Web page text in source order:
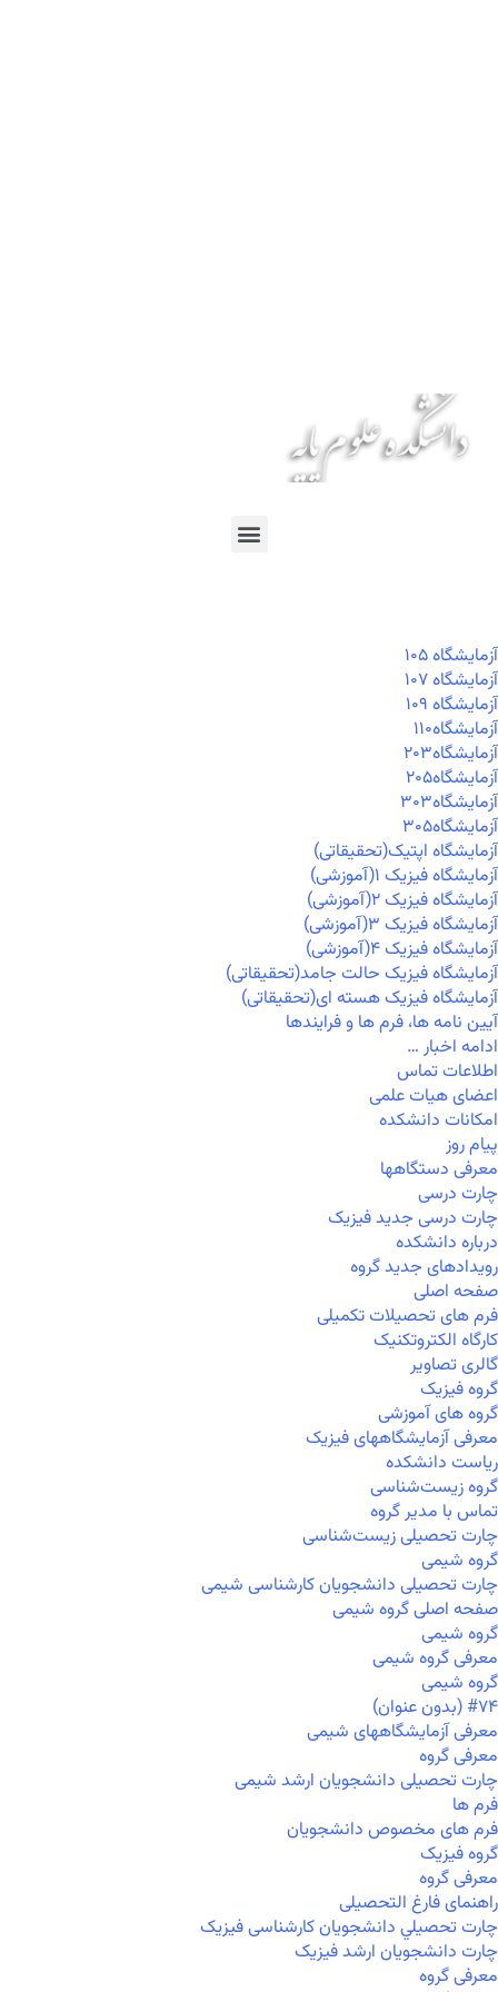
آزمايشگاه ۱۰۵
آزمايشگاه ۱۰۷
آزمايشگاه ۱۰۹
آزمايشگاه۱۱۰
آزمايشگاه۲۰۳
آزمايشگاه۲۰۵
آزمايشگاه۳۰۳
آزمايشگاه۳۰۵
آزمایشگاه اپتیک(تحقیقاتی)
آزمایشگاه فیزیک ۱(آموزشی)
آزمایشگاه فیزیک ۲(آموزشی)
آزمایشگاه فیزیک ۳(آموزشی)
آزمایشگاه فیزیک ۴(آموزشی)
آزمایشگاه فیزیک حالت جامد(تحقیقاتی)
آزمایشگاه فیزیک هسته ای(تحقیقاتی)
آیین نامه ها، فرم ها و فرایندها
ادامه اخبار …
اطلاعات تماس
اعضای هیات علمی
امکانات دانشکده
پیام روز
معرفی دستگاهها
چارت درسی
چارت درسی جدید فیزیک
درباره دانشکده
رویدادهای جدید گروه
صفحه اصلی
فرم های تحصیلات تکمیلی
کارگاه الکتروتکنیک
گالری تصاویر
گروه فیزیک
گروه های آموزشی
معرفی آزمایشگاههای فیزیک
ریاست دانشکده
گروه زیست‌شناسی
تماس با مدیر گروه
چارت تحصیلی زیست‌شناسی
گروه شیمی
چارت تحصیلی دانشجویان کارشناسی شیمی
صفحه اصلی گروه شیمی
گروه شیمی
معرفی گروه شیمی
گروه شیمی
#۷۴ (بدون عنوان)
معرفی آزمایشگاههای شیمی
معرفی گروه
چارت تحصیلی دانشجویان ارشد شیمی
فرم ها
فرم های مخصوص دانشجویان
گروه فیزیک
معرفی گروه
راهنمای فارغ التحصیلی
چارت تحصيلي دانشجویان کارشناسی فیزیک
چارت دانشجویان ارشد فیزیک
معرفی گروه